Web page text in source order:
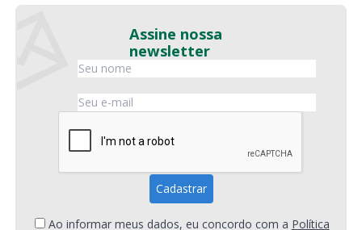
Assine nossa
newsletter
Ao informar meus dados, eu concordo com a Política